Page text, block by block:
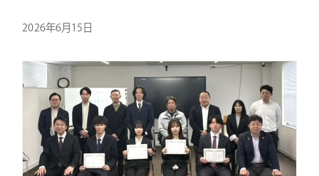
2026年6月15日